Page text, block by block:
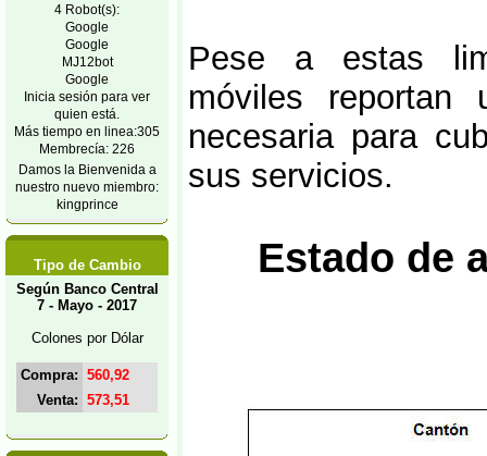
4 Robot(s):
Google
Google
MJ12bot
Google
Inicia sesión para ver
quien está.
Más tiempo en linea:305
Membrecía: 226
Damos la Bienvenida a
nuestro nuevo miembro:
kingprince
Tipo de Cambio
Según Banco Central
7 - Mayo - 2017
Colones por Dólar
Compra: 560,92
Venta: 573,51
Pese a estas
móviles
necesaria para
sus servicios.
Estado de